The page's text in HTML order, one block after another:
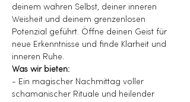
deinem wahren Selbst, deiner inneren
Weisheit und deinem grenzenlosen
Potenzial geführt. Öffne deinen Geist für
neue Erkenntnisse und finde Klarheit und
inneren Ruhe.
Was wir bieten:
- Ein magischer Nachmittag voller
schamanischer Rituale und heilender